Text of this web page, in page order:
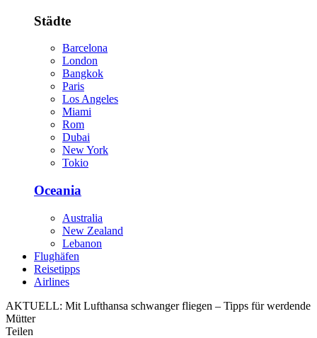
Städte
Barcelona
London
Bangkok
Paris
Los Angeles
Miami
Rom
Dubai
New York
Tokio
Oceania
Australia
New Zealand
Lebanon
Flughäfen
Reisetipps
Airlines
AKTUELL: Mit Lufthansa schwanger fliegen – Tipps für werdende
Mütter
Teilen